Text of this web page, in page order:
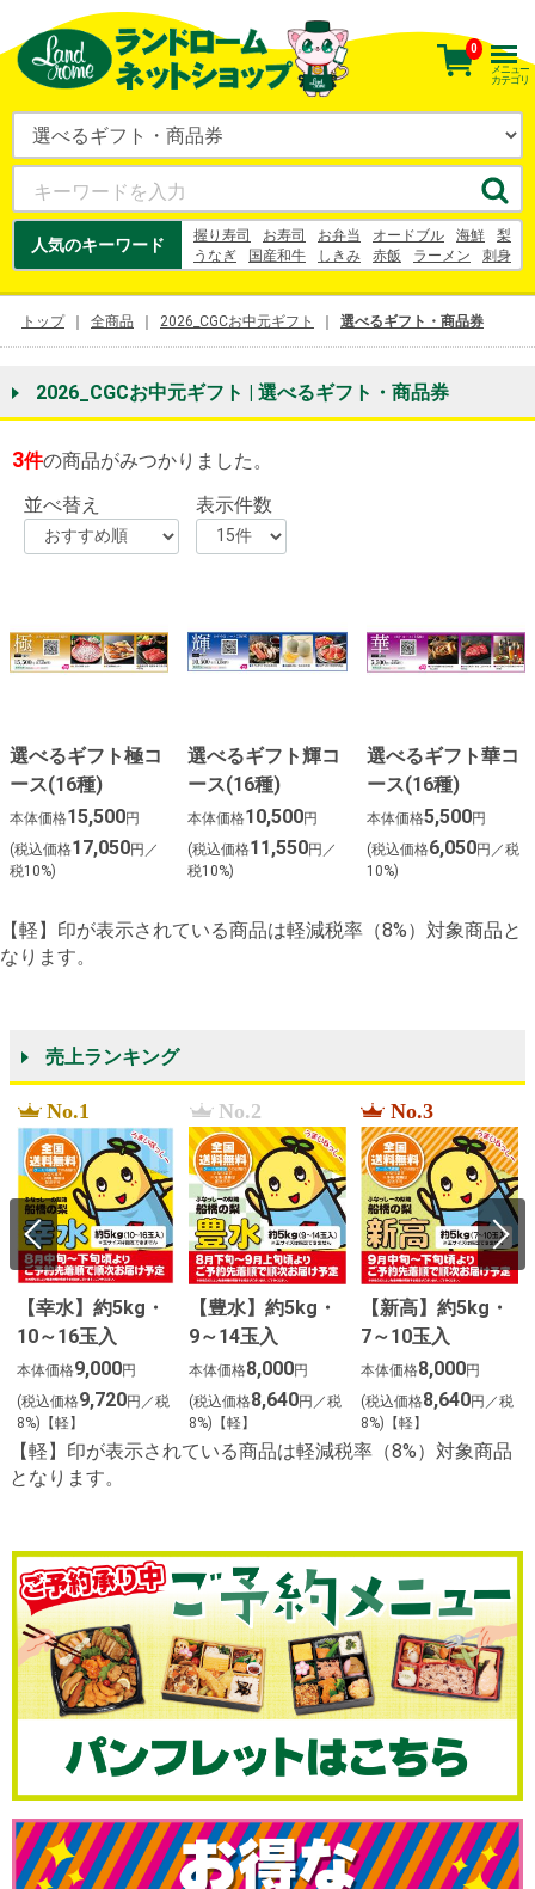
人気のキーワード 握り寿司 お寿司 お弁当 オードブル 海鮮
梨
うなぎ
国産和牛 しきみ 赤飯 ラーメン
刺身
花束
ケーキ うなぎ 梨 お中元
10キロ
鈴木農園
お茶
0
メニュー
カテゴリ
トップ 全商品 2026_CGCお中元ギフト 選べるギフト・商品券
2026_CGCお中元ギフト | 選べるギフト・商品券
3件の商品がみつかりました。
並べ替え
表示件数
選べるギフト極コ
ース(16種)
本体価格15,500円
(税込価格17,050円／
税10%)
選べるギフト輝コ
ース(16種)
本体価格10,500円
(税込価格11,550円／
税10%)
選べるギフト華コ
ース(16種)
本体価格5,500円
(税込価格6,050円／税
10%)
【軽】印が表示されている商品は軽減税率（8%）対象商品と
なります。
売上ランキング
No.1
【幸水】約5kg・
10～16玉入
本体価格9,000円
(税込価格9,720円／税
8%)【軽】
No.2
【豊水】約5kg・
9～14玉入
本体価格8,000円
(税込価格8,640円／税
8%)【軽】
No.3
【新高】約5kg・
7～10玉入
本体価格8,000円
(税込価格8,640円／税
8%)【軽】
【軽】印が表示されている商品は軽減税率（8%）対象商品
となります。